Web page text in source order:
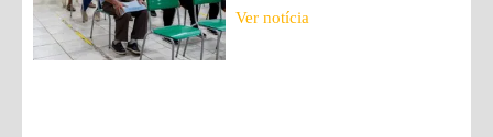
Ver notícia